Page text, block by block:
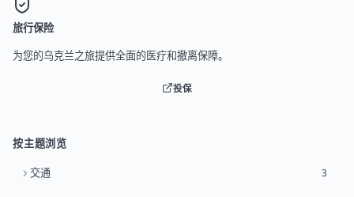
旅行保险
为您的乌克兰之旅提供全面的医疗和撤离保障。
投保
按主题浏览
交通 3